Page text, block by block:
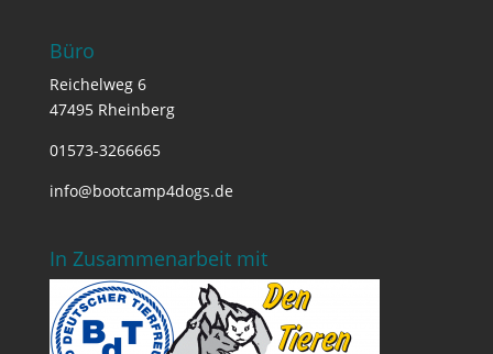
Büro
Reichelweg 6
47495 Rheinberg
01573-3266665
info@bootcamp4dogs.de
In Zusammenarbeit mit